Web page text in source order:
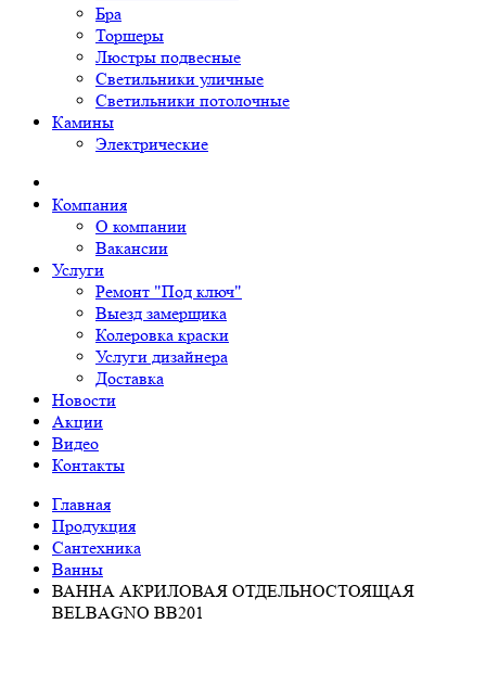
Бра
Торшеры
Люстры подвесные
Светильники уличные
Светильники потолочные
Камины
Электрические
Компания
О компании
Вакансии
Услуги
Ремонт "Под ключ"
Выезд замерщика
Колеровка краски
Услуги дизайнера
Доставка
Новости
Акции
Видео
Контакты
Главная
Продукция
Сантехника
Ванны
ВАННА АКРИЛОВАЯ ОТДЕЛЬНОСТОЯЩАЯ
BELBAGNO BB201